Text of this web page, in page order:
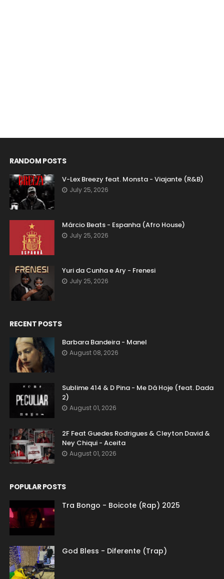
RANDOM POSTS
V-Lex Breezy feat. Monsta - Viajante (R&B)
July 25, 2026
Márcio Beats - Espanha (Afro House)
July 25, 2026
Yuri da Cunha e Ary - Frenesi
July 25, 2026
RECENT POSTS
Barbara Bandeira - Manel
August 08, 2026
Sublime 414 & D Pina - Me Dá Hoje (feat. Dada
2)
August 01, 2026
2F Feat Guedes Rodrigues & Cleyton David &
Ney Chiqui - Aceita
August 01, 2026
POPULAR POSTS
Tra Bongo - Boicote (Rap) 2025
God Bless - Diferente (Trap)